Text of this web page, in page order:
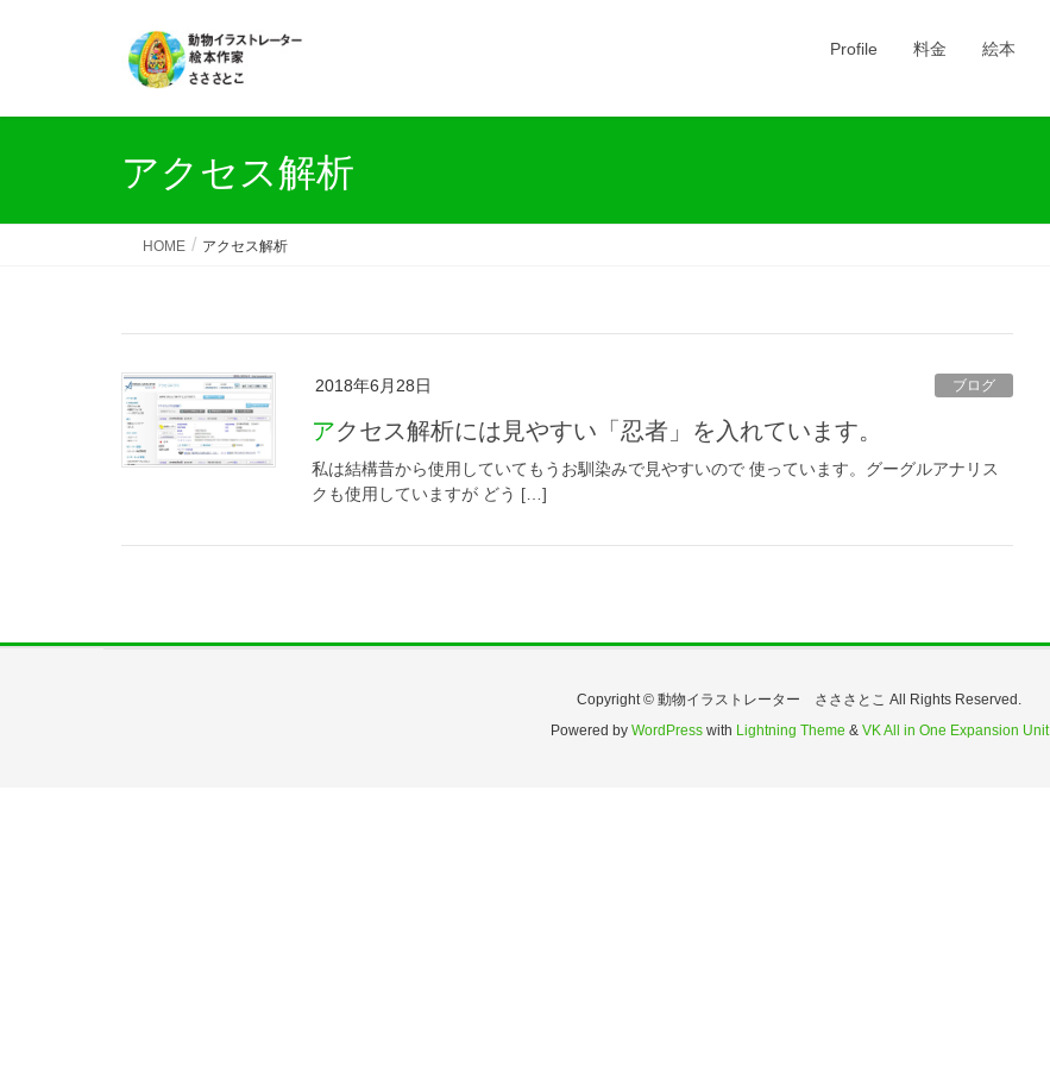
Profile 料金 絵本
アクセス解析
HOME アクセス解析
2018年6月28日 ブログ
アクセス解析には見やすい「忍者」を入れています。
私は結構昔から使用していてもうお馴染みで見やすいので 使っています。グーグルアナリス
クも使用していますが どう […]
Copyright © 動物イラストレーター さささとこ All Rights Reserved.
Powered by WordPresswith Lightning Theme & VK All in One Expansion Unit